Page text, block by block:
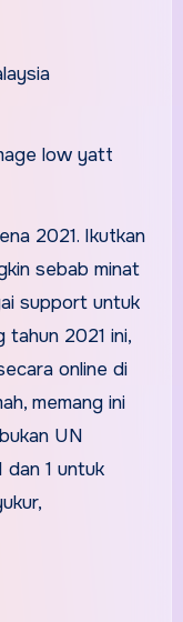
2021. Ikutkan
sebab minat
support untuk
tahun 2021 ini,
online di
memang ini
UN
dan 1 untuk